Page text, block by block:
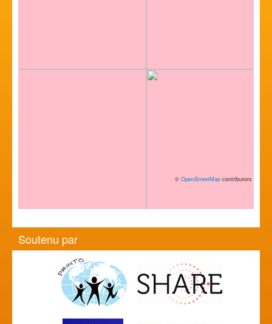
© OpenStreetMap contributors
Soutenu par